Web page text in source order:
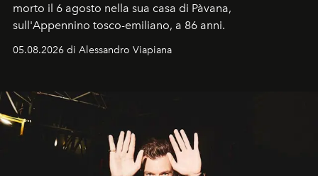
morto il 6 agosto nella sua casa di Pàvana,
sull'Appennino tosco-emiliano, a 86 anni.
05.08.2026 di Alessandro Viapiana